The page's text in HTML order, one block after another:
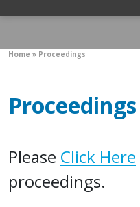
Home » Proceedings
Proceedings
Please Click Here
proceedings.